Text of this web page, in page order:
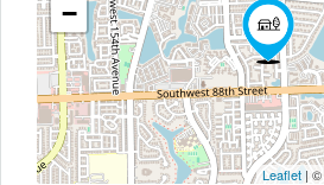
−
Leaflet | ©